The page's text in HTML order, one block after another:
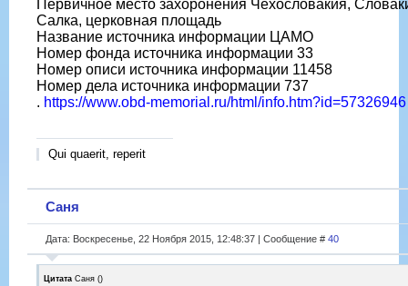
Первичное место захоронения Чехословакия,
Салка, церковная площадь
Название источника информации ЦАМО
Номер фонда источника информации 33
Номер описи источника информации 11458
Номер дела источника информации 737
. https://www.obd-memorial.ru/html/info.htm?id=57326946
Qui quaerit, reperit
Саня
Дата: Воскресенье, 22 Ноября 2015, 12:48:37 | Сообщение # 40
Цитата Саня ()